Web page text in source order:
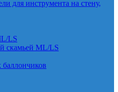
для инструмента на стену,
LS
скамьей ML/LS